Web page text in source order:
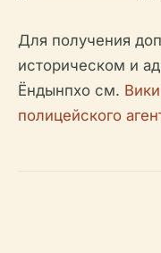
Для получения
историческом и
Ёндынпхо см.
полицейского